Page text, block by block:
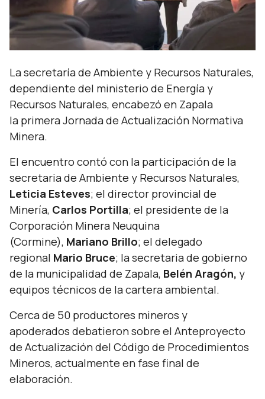
La secretaría de Ambiente y Recursos Naturales,
dependiente del ministerio de Energía y
Recursos Naturales, encabezó en Zapala
la primera Jornada de Actualización Normativa
Minera.
El encuentro contó con la participación de la
secretaria de Ambiente y Recursos Naturales,
Leticia Esteves; el director provincial de
Minería, Carlos Portilla; el presidente de la
Corporación Minera Neuquina
(Cormine), Mariano Brillo; el delegado
regional Mario Bruce; la secretaria de gobierno
de la municipalidad de Zapala, Belén Aragón, y
equipos técnicos de la cartera ambiental.
Cerca de 50 productores mineros y
apoderados debatieron sobre el Anteproyecto
de Actualización del Código de Procedimientos
Mineros, actualmente en fase final de
elaboración.